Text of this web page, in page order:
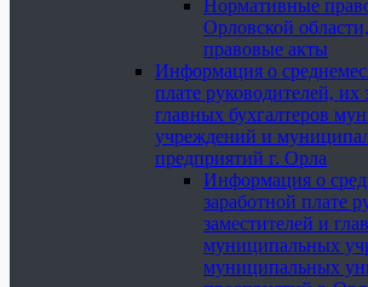
Нормативные
Орловской
правовые акты
Информация о
плате руководителей, их
главных бухгалтеров
учреждений и
предприятий г. Орла
Информация о
заработной плате
заместителей и
муниципальных
муниципальных